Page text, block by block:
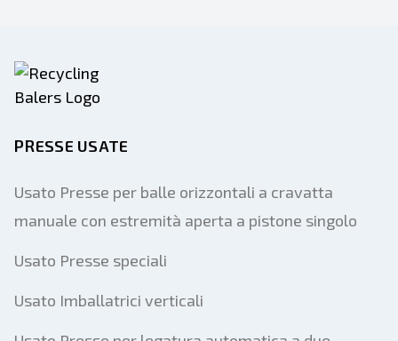
PRESSE USATE
Usato Presse per balle orizzontali a cravatta
manuale con estremità aperta a pistone singolo
Usato Presse speciali
Usato Imballatrici verticali